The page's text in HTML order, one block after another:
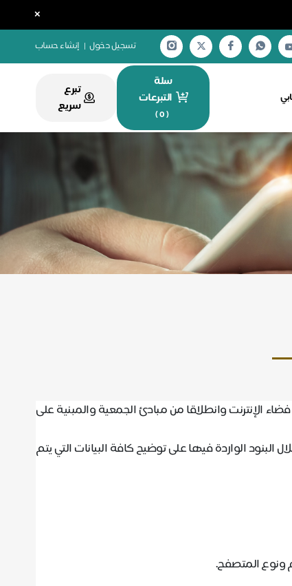
×
تسجيل دخول | إنشاء حساب
سلة
التبرعات
(
0
)
تبرع
سريع
الإنترنت وانطلاقا من مبادئ الجمعية والمبنية على
الواردة فيها على توضيح كافة البيانات التي يتم
ونوع المتصفح.